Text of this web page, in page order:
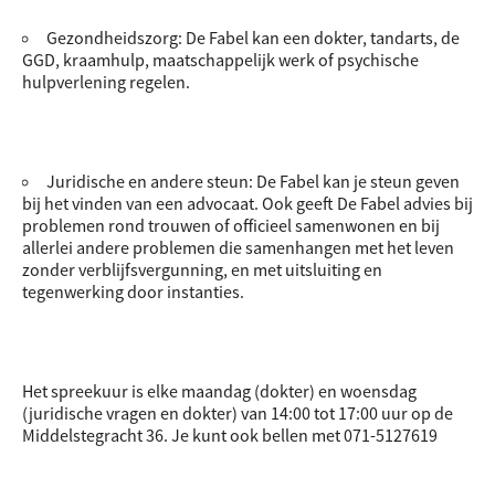
Gezondheidszorg: De Fabel kan een dokter, tandarts, de
GGD, kraamhulp, maatschappelijk werk of psychische
hulpverlening regelen.
Juridische en andere steun: De Fabel kan je steun geven
bij het vinden van een advocaat. Ook geeft De Fabel advies bij
problemen rond trouwen of officieel samenwonen en bij
allerlei andere problemen die samenhangen met het leven
zonder verblijfsvergunning, en met uitsluiting en
tegenwerking door instanties.
Het spreekuur is elke maandag (dokter) en woensdag
(juridische vragen en dokter) van 14:00 tot 17:00 uur op de
Middelstegracht 36. Je kunt ook bellen met 071-5127619